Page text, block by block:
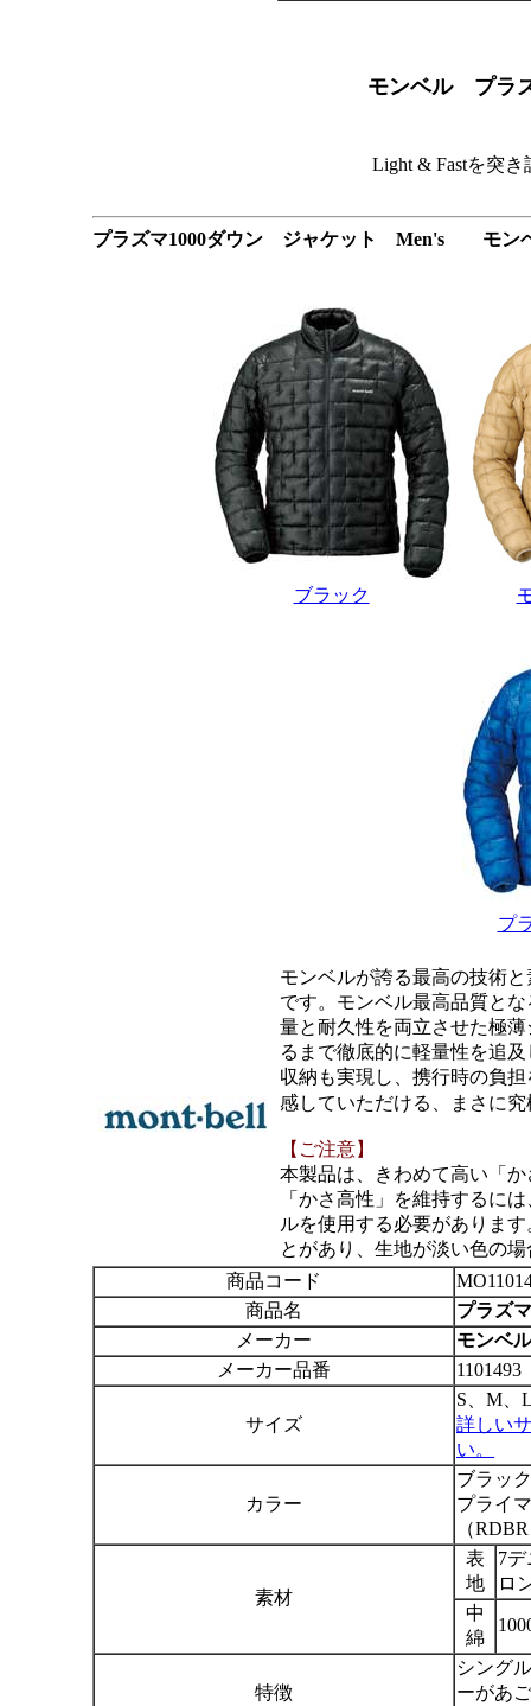
モンベル プラ
Light & Fastを突
プラズマ1000ダウン ジャケット Men's モン
ブラック
プ
モンベルが誇る最高の技術
です。モンベル最高品質と
量と耐久性を両立させた極
るまで徹底的に軽量性を追
収納も実現し、携行時の負
感していただける、まさに
【ご注意】
本製品は、きわめて高い「
「かさ高性」を維持するに
ルを使用する必要がありま
とがあり、生地が淡い色の
商品コード
商品名
プラズ
メーカー
モンベ
メーカー品番
1101493
サイズ
S、M、
詳しい
い。
カラー
ブラッ
プライ
（
素材
表
地
7
ロ
中
綿
特徴
シング
ーがあ